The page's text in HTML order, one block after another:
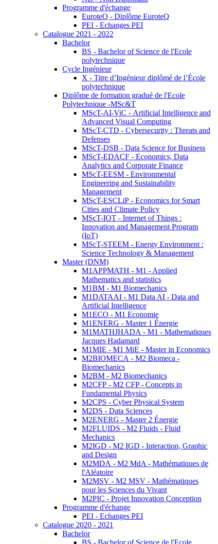
Programme d'échange
EuroteQ - Diplôme EuroteQ
PEI - Echanges PEI
Catalogue 2021 - 2022
Bachelor
BS - Bachelor of Science de l'Ecole
polytechnique
Cycle Ingénieur
X - Titre d’Ingénieur diplômé de l’École
polytechnique
Diplôme de formation gradué de l'Ecole
Polytechnique -MSc&T
MScT-AI-ViC - Artificial Intelligence and
Advanced Visual Computing
MScT-CTD - Cybersecurity : Threats and
Defenses
MScT-DSB - Data Science for Business
MScT-EDACF - Economics, Data
Analytics and Corporate Finance
MScT-EESM - Environmental
Engineering and Sustainability
Management
MScT-ESCLiP - Economics for Smart
Cities and Climate Policy
MScT-IOT - Internet of Things :
Innovation and Management Program
(IoT)
MScT-STEEM - Energy Environment :
Science Technology & Management
Master (DNM)
M1APPMATH - M1 - Applied
Mathematics and statistics
M1BM - M1 Biomechanics
M1DATAAI - M1 Data AI - Data and
Artificial Intelligence
M1ECO - M1 Economie
M1ENERG - Master 1 Énergie
M1MATHJHADA - M1 - Mathematiques
Jacques Hadamard
M1MIE - M1 MiE - Master in Economics
M2BIOMECA - M2 Biomeca -
Biomechanics
M2BM - M2 Biomechanics
M2CFP - M2 CFP - Concepts in
Fundamental Physics
M2CPS - Cyber Physical System
M2DS - Data Sciences
M2ENERG - Master 2 Énergie
M2FLUIDS - M2 Fluids - Fluid
Mechanics
M2IGD - M2 IGD - Interaction, Graphic
and Design
M2MDA - M2 MdA - Mathématiques de
l'Aléatoire
M2MSV - M2 MSV - Mathématiques
pour les Sciences du Vivant
M2PIC - Projet Innovation Conception
Programme d'échange
PEI - Echanges PEI
Catalogue 2020 - 2021
Bachelor
BS - Bachelor of Science de l'Ecole